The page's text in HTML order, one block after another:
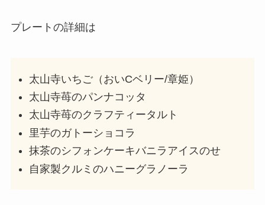
プレートの詳細は
太山寺いちご（おいCベリー/章姫）
太山寺苺のパンナコッタ
太山寺苺のクラフティータルト
里芋のガトーショコラ
抹茶のシフォンケーキバニラアイスのせ
自家製クルミのハニーグラノーラ